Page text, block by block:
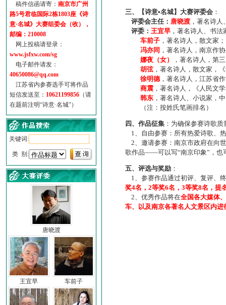
稿件信函请寄： 南京市广州
路5号君临国际2栋1803座《诗
意·名城》大赛组委会（收），
邮编：210008
网上投稿请登录：
www.jsfxw.com/sg
电子邮件请发：
40650086@qq.com
江苏省内参赛选手可将作品
短信发送至： 10621199856 （请
在题前注明“诗意·名城”）
关键词:
类 别:
唐晓渡
王宜早 车前子
三、【诗意•名城】大赛评委会 ：
评委会主任： 唐晓渡 ，著名诗
评委： 王宜早 ，著名诗人、书
车前子 ，著名诗人，散文家；
冯亦同 ，著名诗人，南京作
娜夜（女）
，著名诗人，第
胡弦，著名诗人，散文家，
徐明德，著名诗人，江苏省
商震 ，著名诗人，《人民文
韩东 ，著名诗人、小说家，
（注：按姓氏笔画排名）
四、作品征集 ：为确保参赛诗歌
1、自由参赛：所有热爱诗歌、
2、邀请参赛：南京市政府在向
歌作品——可以写“南京印象”，也
五、评选与奖励 ：
1、参赛作品通过初评、复评、
奖4名，2等奖6名，3等奖8名，提
2、优秀作品将在全国各大媒体
车、以及南京各著名人文景区内进